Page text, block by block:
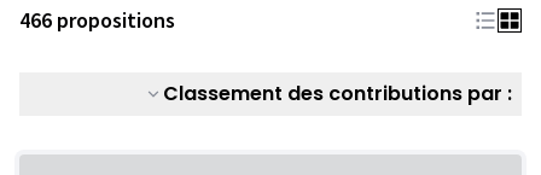
466 propositions
Classement des contributions par :